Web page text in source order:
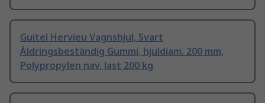
Guitel Hervieu Vagnshjul, Svart
Åldringsbeständig Gummi, hjuldiam. 200 mm,
Polypropylen nav, last 200 kg